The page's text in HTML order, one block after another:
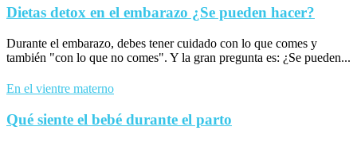
Dietas detox en el embarazo ¿Se pueden hacer?
Durante el embarazo, debes tener cuidado con lo que comes y
también "con lo que no comes". Y la gran pregunta es: ¿Se pueden...
En el vientre materno
Qué siente el bebé durante el parto